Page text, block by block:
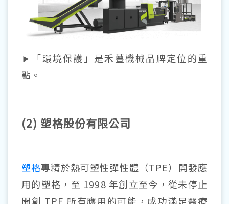
►「環境保護」是禾蘴機械品牌定位的重
點。
(2) 塑格股份有限公司
塑格專精於熱可塑性彈性體（TPE）開發應
用的塑格，至 1998 年創立至今，從未停止
開創 TPE 所有應用的可能，成功滿足醫療